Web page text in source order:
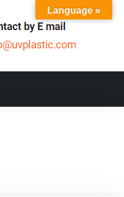
Language »